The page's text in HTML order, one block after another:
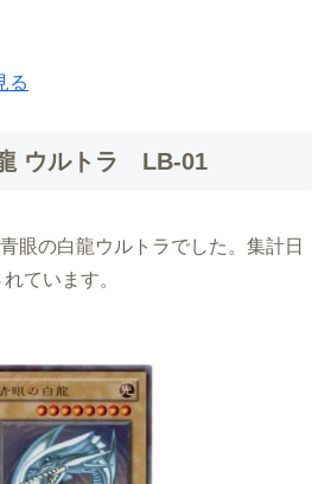
る
ウルトラ LB-01
眼の白龍ウルトラでした。集計日
ています。